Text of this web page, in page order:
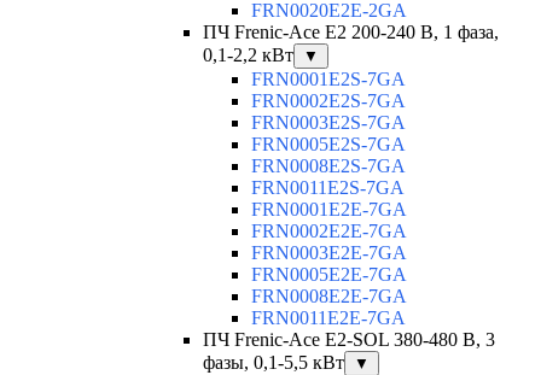
FRN0020E2E-2GA
ПЧ Frenic-Ace E2 200-240 В, 1 фаза,
0,1-2,2 кВт
▼
FRN0001E2S-7GA
FRN0002E2S-7GA
FRN0003E2S-7GA
FRN0005E2S-7GA
FRN0008E2S-7GA
FRN0011E2S-7GA
FRN0001E2E-7GA
FRN0002E2E-7GA
FRN0003E2E-7GA
FRN0005E2E-7GA
FRN0008E2E-7GA
FRN0011E2E-7GA
ПЧ Frenic-Ace E2-SOL 380-480 В, 3
фазы, 0,1-5,5 кВт
▼